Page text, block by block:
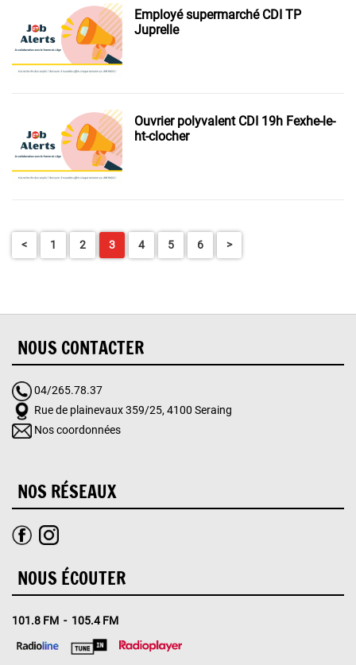
Employé supermarché CDI TP
Juprelle
Ouvrier polyvalent CDI 19h Fexhe-le-
ht-clocher
< 1 2 3 4 5 6 >
NOUS CONTACTER
04/265.78.37
Rue de plainevaux 359/25, 4100 Seraing
Nos coordonnées
NOS RÉSEAUX
NOUS ÉCOUTER
101.8 FM - 105.4 FM